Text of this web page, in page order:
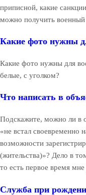
приписной, какие
можно получить
Какие фото нужны
Какие фото нужны для
белые, с уголком?
Что написать в
Подскажите, можно ли в
«не встал своевременно
возможности
(жительства)»? Дело в
то есть первое время
Служба при